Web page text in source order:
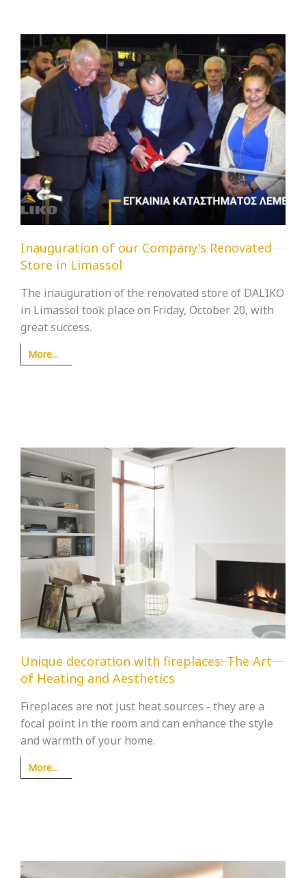
Inauguration of our Company's Renovated
Store in Limassol
The inauguration of the renovated store of DALIKO
in Limassol took place on Friday, October 20, with
great success.
More...
Unique decoration with fireplaces: The Art
of Heating and Aesthetics
Fireplaces are not just heat sources - they are a
focal point in the room and can enhance the style
and warmth of your home.
More...